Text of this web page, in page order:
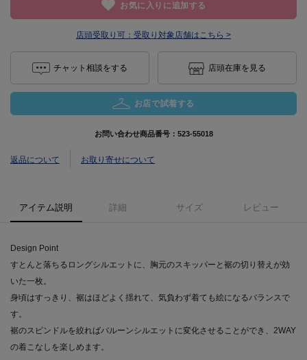
お気に入りに追加する
店頭受取り可： 受取り対象店舗はこちら >
チャット相談をする 店頭在庫を見る
お店で試着する
お問い合わせ商品番号： 523-55018
返品について お取り寄せについて
アイテム説明 詳細 サイズ レビュー
Design Point
すとんと落ちるロングシルエットに、胸元のスキッパーと裾の切り替えが効
いた一枚。
身頃はすっきり、裾はほどよく揺れて、気負わず着ても絵になるバランスで
す。
裾のスピンドルを絞ればバルーンシルエットに変化させることができ、2WAY
の着こなしを楽しめます。